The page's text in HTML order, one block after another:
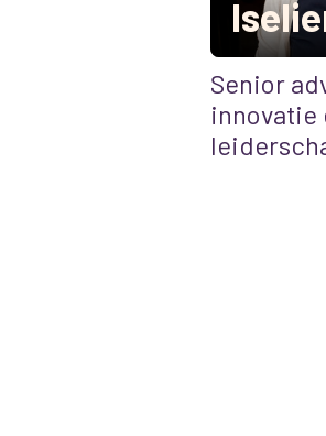
Senior
innovatie